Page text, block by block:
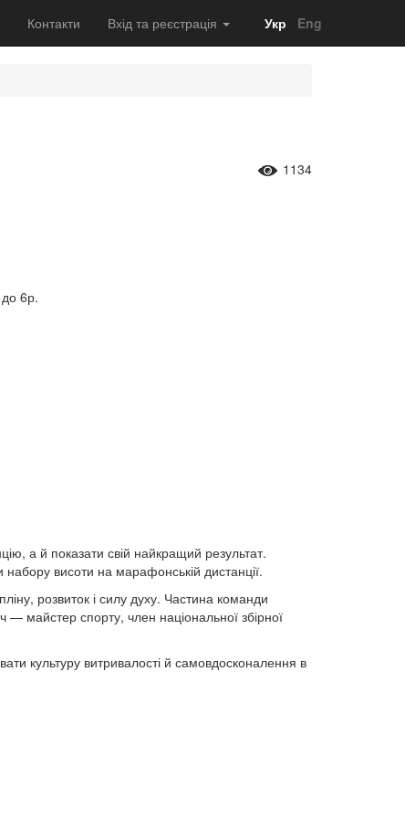
Контакти Вхід та реєстрація Укр Eng
1134
6р.
а й показати свій найкращий результат.
висоти на марафонській дистанції.
розвиток і силу духу. Частина команди
— майстер спорту, член національної збірної
культуру витривалості й самовдосконалення в